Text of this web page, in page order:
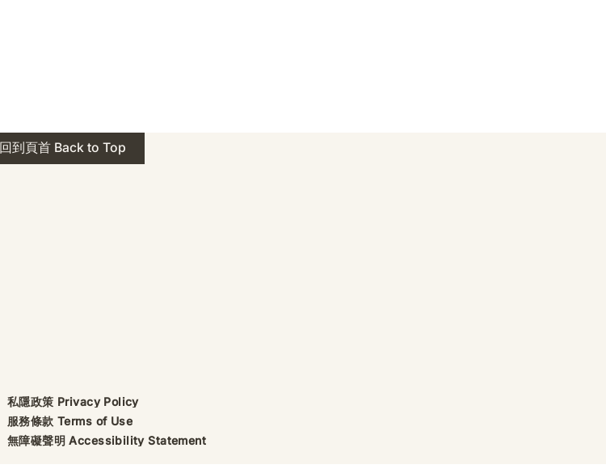
私隱政策 Privacy Policy
服務條款 Terms of Use
無障礙聲明 Accessibility Statement
回到頁首 Back to Top